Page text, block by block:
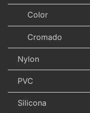
Color
Cromado
Nylon
PVC
Silicona